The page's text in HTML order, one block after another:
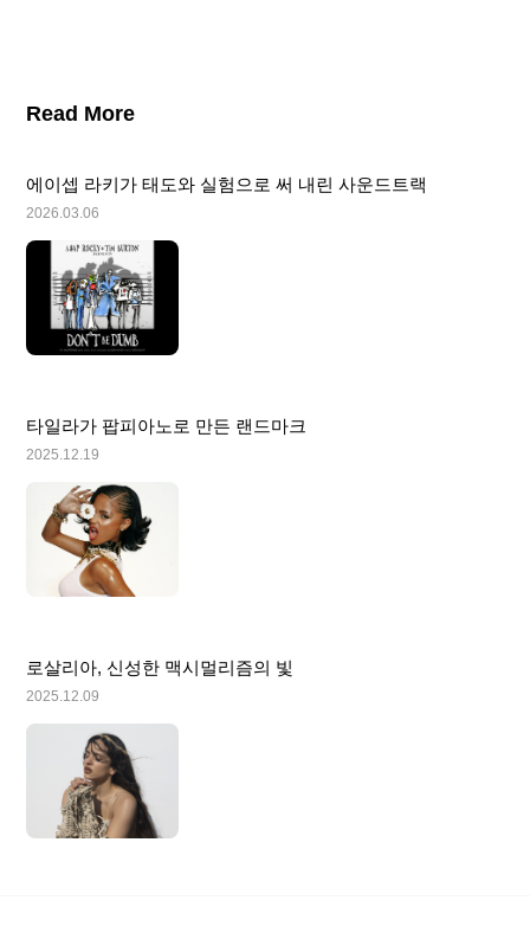
Read More
에이셉 라키가 태도와 실험으로 써 내린 사운드트랙
2026.03.06
타일라가 팝피아노로 만든 랜드마크
2025.12.19
로살리아, 신성한 맥시멀리즘의 빛
2025.12.09